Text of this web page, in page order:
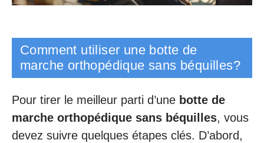
Comment utiliser une botte de
marche orthopédique sans béquilles?
Pour tirer le meilleur parti d’une botte de
marche orthopédique sans béquilles, vous
devez suivre quelques étapes clés. D’abord,